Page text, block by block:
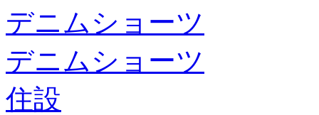
デニムショーツ
デニムショーツ
住設